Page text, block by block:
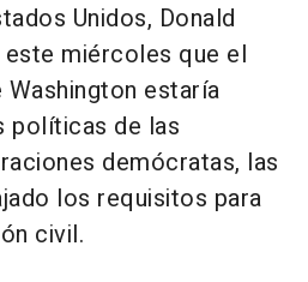
Unidos, Donald
miércoles que el
estaría
políticas de las
demócratas, las
los requisitos para
civil.